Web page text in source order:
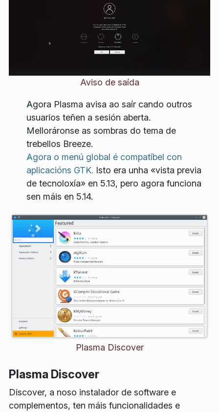
Aviso de saída
Agora Plasma avisa ao saír cando outros
usuarios teñen a sesión aberta.
Melloráronse as sombras do tema de
trebellos Breeze.
Agora o menú global é compatíbel con
aplicacións GTK. Isto era unha «vista previa
de tecnoloxía» en 5.13, pero agora funciona
sen máis en 5.14.
Plasma Discover
Plasma Discover
Discover, a noso instalador de software e
complementos, ten máis funcionalidades e